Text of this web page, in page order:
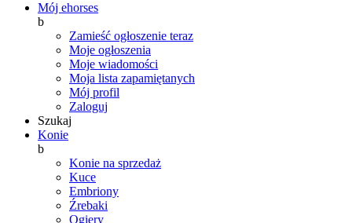
Mój ehorses
b
Zamieść ogłoszenie teraz
Moje ogłoszenia
Moje wiadomości
Moja lista zapamiętanych
Mój profil
Zaloguj
Szukaj
Konie
b
Konie na sprzedaż
Kuce
Embriony
Źrebaki
Ogiery